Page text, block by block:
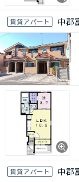
賃貸アパート 中郡
賃貸アパート 中郡